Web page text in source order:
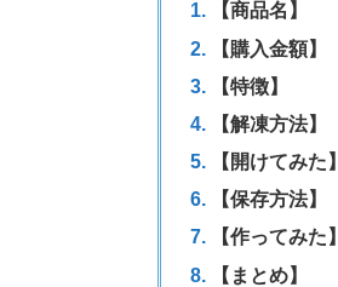
【商品名】
【購入金額】
【特徴】
【解凍方法】
【開けてみた】
【保存方法】
【作ってみた】
【まとめ】